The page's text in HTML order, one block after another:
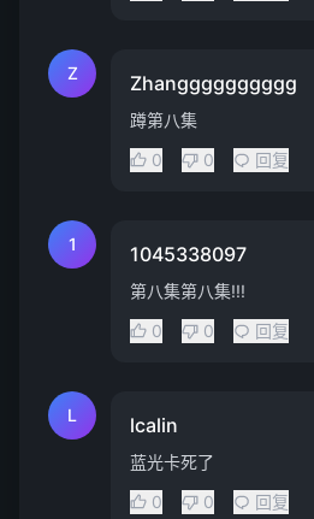
Z Zhangggggggggg
蹲第八集
0
0 回复
1 1045338097
第八集第八集!!!
0
0 回复
L lcalin
蓝光卡死了
0
0 回复